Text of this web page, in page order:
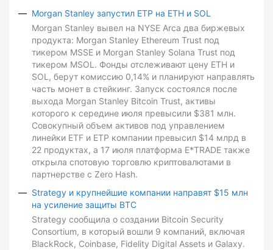
Morgan Stanley запустил ETP на ETH и SOL
Morgan Stanley вывел на NYSE Arca два биржевых
продукта: Morgan Stanley Ethereum Trust под
тикером MSSE и Morgan Stanley Solana Trust под
тикером MSOL. Фонды отслеживают цену ETH и
SOL, берут комиссию 0,14% и планируют направлять
часть монет в стейкинг. Запуск состоялся после
выхода Morgan Stanley Bitcoin Trust, активы
которого к середине июля превысили $381 млн.
Совокупный объем активов под управлением
линейки ETF и ETP компании превысил $14 млрд в
22 продуктах, а 17 июля платформа E*TRADE также
открыла спотовую торговлю криптовалютами в
партнерстве с Zero Hash.
Strategy и крупнейшие компании направят $15 млн
на усиление защиты BTC
Strategy сообщила о создании Bitcoin Security
Consortium, в который вошли 9 компаний, включая
BlackRock, Coinbase, Fidelity Digital Assets и Galaxy.